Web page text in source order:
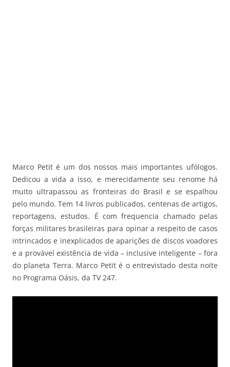
Marco Petit é um dos nossos mais importantes ufólogos.
Dedicou a vida a isso, e merecidamente seu renome há
muito ultrapassou as fronteiras do Brasil e se espalhou
pelo mundo. Tem 14 livros publicados, centenas de artigos,
reportagens, estudos. É com frequencia chamado pelas
forças militares brasileiras para opinar a respeito de casos
intrincados e inexplicados de aparições de discos voadores
e a provável existência de vida – inclusive inteligente – fora
do planeta Terra. Marco Petit é o entrevistado desta noite
no Programa Oásis, da TV 247.